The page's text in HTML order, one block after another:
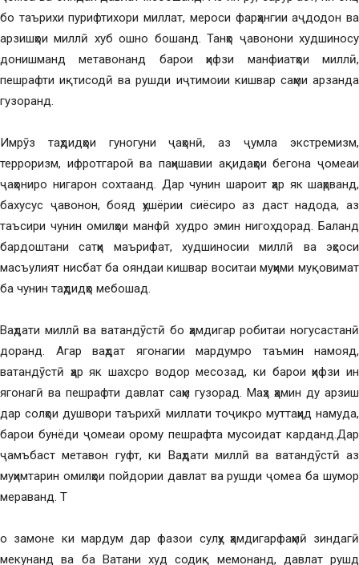
бо таърихи пурифтихори миллат, мероси фарҳангии аҷдодон ва
арзишҳои миллӣ хуб ошно бошанд. Танҳо ҷавонони худшиносу
донишманд метавонанд барои ҳифзи манфиатҳои миллӣ,
пешрафти иқтисодӣ ва рушди иҷтимоии кишвар саҳми арзанда
гузоранд.
Имрӯз таҳдидҳои гуногуни ҷаҳонӣ, аз ҷумла экстремизм,
терроризм, ифротгароӣ ва паҳншавии ақидаҳои бегона ҷомеаи
ҷаҳониро нигарон сохтаанд. Дар чунин шароит ҳар як шаҳрванд,
бахусус ҷавонон, бояд ҳушёрии сиёсиро аз даст надода, аз
таъсири чунин омилҳои манфӣ худро эмин нигоҳ дорад. Баланд
бардоштани сатҳи маърифат, худшиносии миллӣ ва эҳсоси
масъулият нисбат ба ояндаи кишвар воситаи муҳими муқовимат
ба чунин таҳдидҳо мебошад.
Ваҳдати миллӣ ва ватандӯстӣ бо ҳамдигар робитаи ногусастанӣ
доранд. Агар ваҳдат ягонагии мардумро таъмин намояд,
ватандӯстӣ ҳар як шахсро водор месозад, ки барои ҳифзи ин
ягонагӣ ва пешрафти давлат саҳм гузорад. Маҳз ҳамин ду арзиш
дар солҳои душвори таърихӣ миллати тоҷикро муттаҳид намуда,
барои бунёди ҷомеаи орому пешрафта мусоидат карданд.Дар
ҷамъбаст метавон гуфт, ки Ваҳдати миллӣ ва ватандӯстӣ аз
муҳимтарин омилҳои пойдории давлат ва рушди ҷомеа ба шумор
мераванд. Т
о замоне ки мардум дар фазои сулҳу ҳамдигарфаҳмӣ зиндагӣ
мекунанд ва ба Ватани худ содиқ мемонанд, давлат рушд